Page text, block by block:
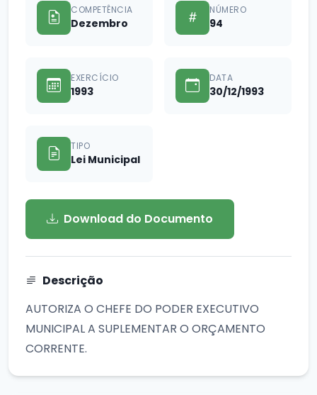
COMPETÊNCIA
Dezembro
NÚMERO
94
EXERCÍCIO
1993
DATA
30/12/1993
TIPO
Lei Municipal
Download do Documento
Descrição
AUTORIZA O CHEFE DO PODER EXECUTIVO
MUNICIPAL A SUPLEMENTAR O ORÇAMENTO
CORRENTE.